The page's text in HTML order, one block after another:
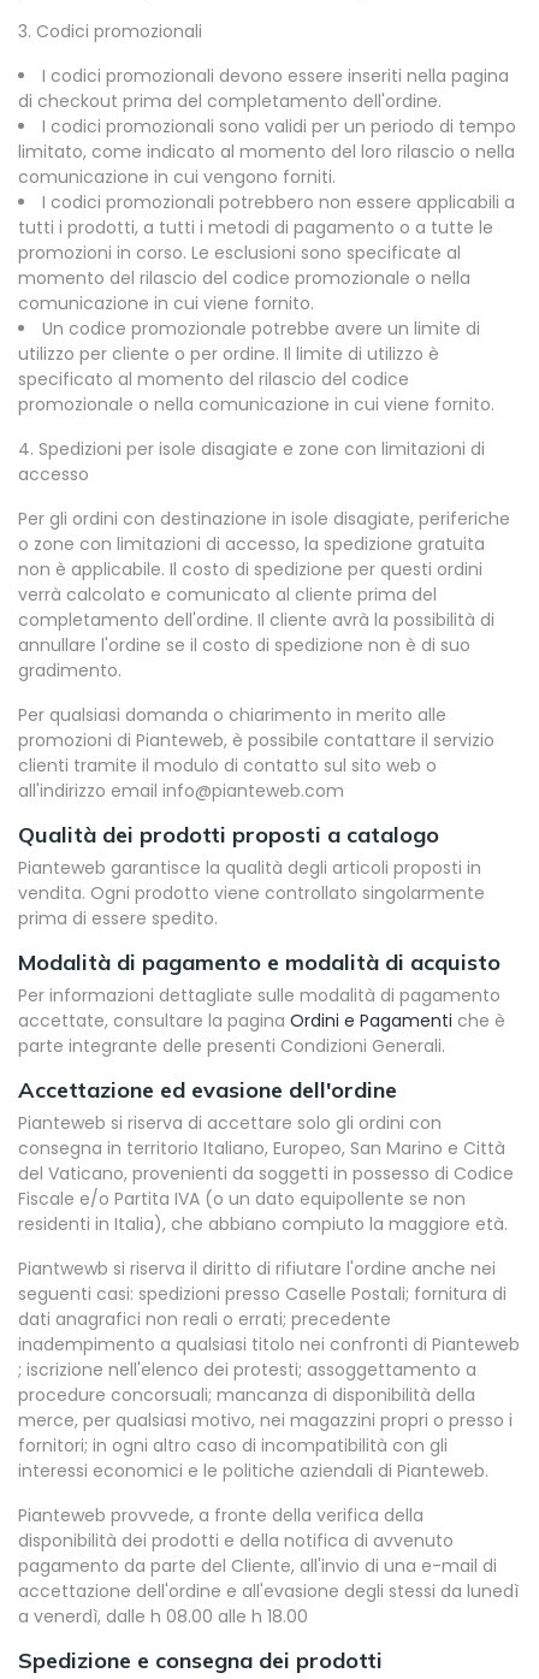
3. Codici promozionali
I codici promozionali devono essere inseriti nella pagina
di checkout prima del completamento dell'ordine.
I codici promozionali sono validi per un periodo di tempo
limitato, come indicato al momento del loro rilascio o nella
comunicazione in cui vengono forniti.
I codici promozionali potrebbero non essere applicabili a
tutti i prodotti, a tutti i metodi di pagamento o a tutte le
promozioni in corso. Le esclusioni sono specificate al
momento del rilascio del codice promozionale o nella
comunicazione in cui viene fornito.
Un codice promozionale potrebbe avere un limite di
utilizzo per cliente o per ordine. Il limite di utilizzo è
specificato al momento del rilascio del codice
promozionale o nella comunicazione in cui viene fornito.
4. Spedizioni per isole disagiate e zone con limitazioni di
accesso
Per gli ordini con destinazione in isole disagiate, periferiche
o zone con limitazioni di accesso, la spedizione gratuita
non è applicabile. Il costo di spedizione per questi ordini
verrà calcolato e comunicato al cliente prima del
completamento dell'ordine. Il cliente avrà la possibilità di
annullare l'ordine se il costo di spedizione non è di suo
gradimento.
Per qualsiasi domanda o chiarimento in merito alle
promozioni di Pianteweb, è possibile contattare il servizio
clienti tramite il modulo di contatto sul sito web o
all'indirizzo email info@pianteweb.com
Qualità dei prodotti proposti a catalogo
Pianteweb garantisce la qualità degli articoli proposti in
vendita. Ogni prodotto viene controllato singolarmente
prima di essere spedito.
Modalità di pagamento e modalità di acquisto
Per informazioni dettagliate sulle modalità di pagamento
accettate, consultare la pagina Ordini e Pagamenti che è
parte integrante delle presenti Condizioni Generali.
Accettazione ed evasione dell'ordine
Pianteweb si riserva di accettare solo gli ordini con
consegna in territorio Italiano, Europeo, San Marino e Città
del Vaticano, provenienti da soggetti in possesso di Codice
Fiscale e/o Partita IVA (o un dato equipollente se non
residenti in Italia), che abbiano compiuto la maggiore età.
Piantwewb si riserva il diritto di rifiutare l'ordine anche nei
seguenti casi: spedizioni presso Caselle Postali; fornitura di
dati anagrafici non reali o errati; precedente
inadempimento a qualsiasi titolo nei confronti di Pianteweb
; iscrizione nell'elenco dei protesti; assoggettamento a
procedure concorsuali; mancanza di disponibilità della
merce, per qualsiasi motivo, nei magazzini propri o presso i
fornitori; in ogni altro caso di incompatibilità con gli
interessi economici e le politiche aziendali di Pianteweb.
Pianteweb provvede, a fronte della verifica della
disponibilità dei prodotti e della notifica di avvenuto
pagamento da parte del Cliente, all'invio di una e-mail di
accettazione dell'ordine e all'evasione degli stessi da lunedì
a venerdì, dalle h 08.00 alle h 18.00
Spedizione e consegna dei prodotti